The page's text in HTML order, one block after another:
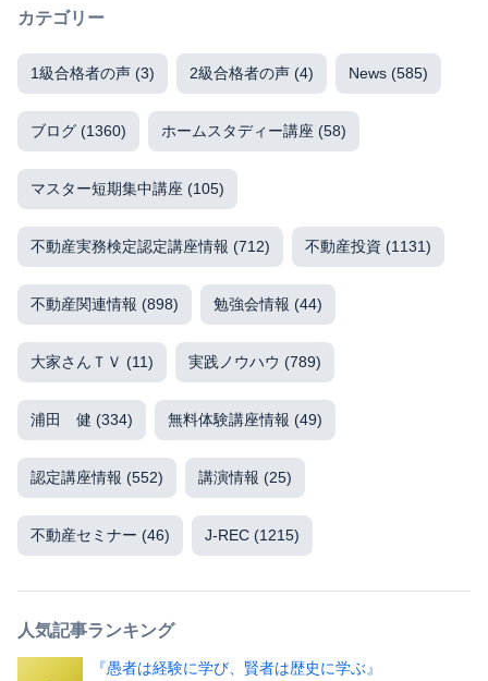
カテゴリー
1級合格者の声 (3) 2級合格者の声 (4) News (585)
ブログ (1360) ホームスタディー講座 (58)
マスター短期集中講座 (105)
不動産実務検定認定講座情報 (712) 不動産投資 (1131)
不動産関連情報 (898) 勉強会情報 (44)
大家さんＴＶ (11) 実践ノウハウ (789)
浦田 健 (334) 無料体験講座情報 (49)
認定講座情報 (552) 講演情報 (25)
不動産セミナー (46) J-REC (1215)
人気記事ランキング
『愚者は経験に学び、賢者は歴史に学ぶ』